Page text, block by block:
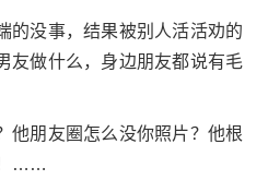
的没事，结果被别人活活劝的
友做什么，身边朋友都说有毛
他朋友圈怎么没你照片？他根
！……